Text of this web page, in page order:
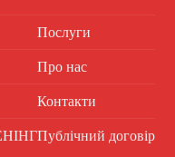
Послуги
Про нас
Контакти
Публічний договір